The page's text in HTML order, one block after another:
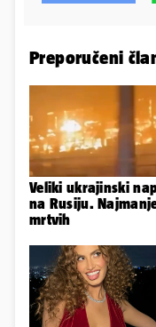
Preporučeni
Veliki ukrajinski
na Rusiju.
mrtvih